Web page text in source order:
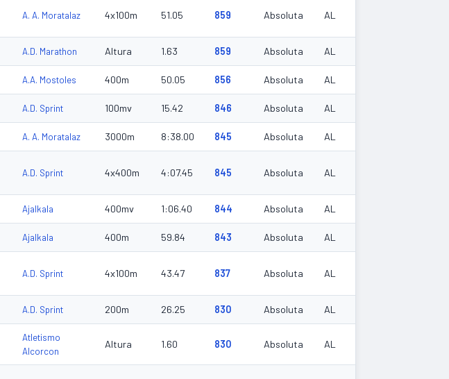
A. A. Moratalaz 4x100m 51.05 859 Absoluta AL
A.D. Marathon Altura 1.63 859 Absoluta AL
A.A. Mostoles 400m 50.05 856 Absoluta AL
A.D. Sprint 100mv 15.42 846 Absoluta AL
A. A. Moratalaz 3000m 8:38.00 845 Absoluta AL
A.D. Sprint 4x400m 4:07.45 845 Absoluta AL
Ajalkala 400mv 1:06.40 844 Absoluta AL
Ajalkala 400m 59.84 843 Absoluta AL
A.D. Sprint 4x100m 43.47 837 Absoluta AL
A.D. Sprint 200m 26.25 830 Absoluta AL
Atletismo
Alcorcon
Altura 1.60 830 Absoluta AL